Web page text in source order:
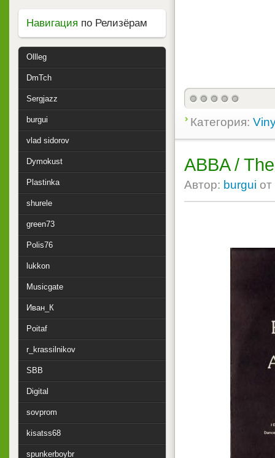
Категория:
ABBA /
Автор: burgui от
Навигация по Релизёрам
Ollleg
DmTch
Sergjazz
burgui
vlad sidorov
Dymokust
Plastinka
shurele
green73
Polis76
lukkon
Musicgate
Иван_К
Poitaf
r_krassilnikov
SBB
Digital
sovprom
kisatss68
spunkerboybr